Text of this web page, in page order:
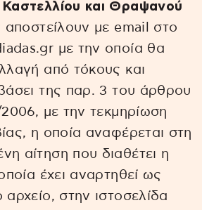
και Θραψανού
αποστείλουν με email στο
με την οποία θα
από τόκους και
της παρ. 3 του άρθρου
με την τεκμηρίωση
η οποία αναφέρεται στη
αίτηση που διαθέτει η
έχει αναρτηθεί ως
αρχείο, στην ιστοσελίδα